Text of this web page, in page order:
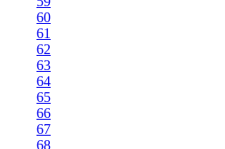
60
61
62
63
64
65
66
67
68